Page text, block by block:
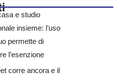
e studio
insieme: l’uso
permette di
l’esenzione
corre ancora e il